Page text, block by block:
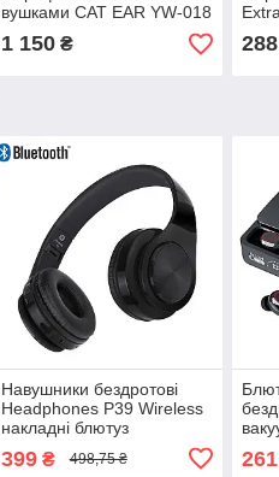
вушками CAT EAR YW-018
безпровідна гарнітура
(Зелений)
1 150₴
Навушники бездротові
Headphones P39 Wireless
накладні блютуз
гарнітура з мікрофоном
399₴ 498,75 ₴ 261